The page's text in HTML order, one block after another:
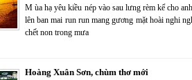
M ùa hạ yêu kiều nép vào sau lưng rèm kể cho
lên ban mai run run mang gương mặt hoài nghi
chết non trong mưa
Hoàng Xuân Sơn, chùm thơ mới